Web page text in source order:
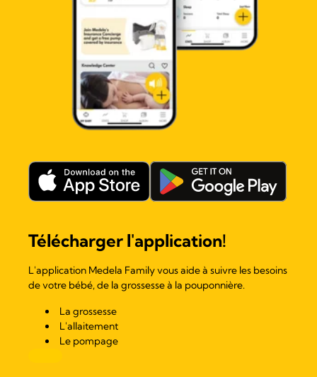
Télécharger l'application!
L'application Medela Family vous aide à suivre les besoins
de votre bébé, de la grossesse à la pouponnière.
La grossesse
L'allaitement
Le pompage